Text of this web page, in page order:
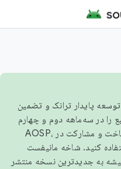
ترانک و تضمین
دوم و چهارم
مانیفست
نسخه منتشر